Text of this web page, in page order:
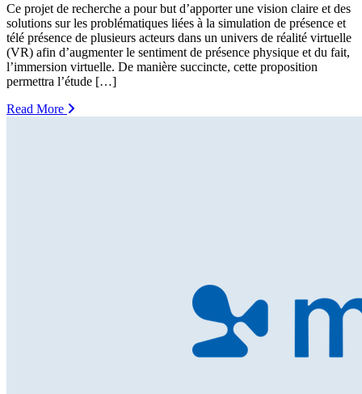
Ce projet de recherche a pour but d’apporter une vision claire et des
solutions sur les problématiques liées à la simulation de présence et
télé présence de plusieurs acteurs dans un univers de réalité virtuelle
(VR) afin d’augmenter le sentiment de présence physique et du fait,
l’immersion virtuelle. De manière succincte, cette proposition
permettra l’étude […]
Read More